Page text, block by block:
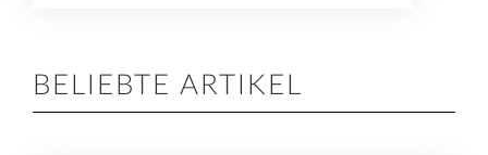
BELIEBTE ARTIKEL